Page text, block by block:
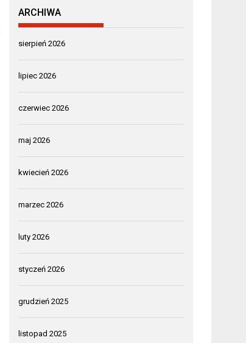
ARCHIWA
sierpień 2026
lipiec 2026
czerwiec 2026
maj 2026
kwiecień 2026
marzec 2026
luty 2026
styczeń 2026
grudzień 2025
listopad 2025